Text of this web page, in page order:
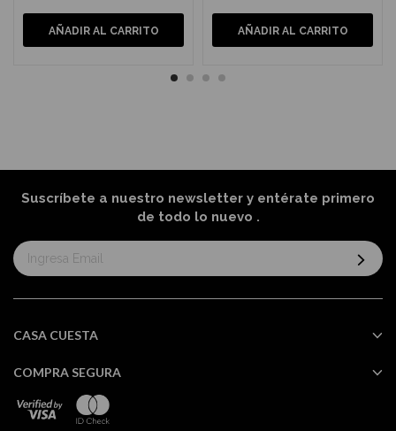
AÑADIR AL CARRITO AÑADIR AL CARRITO
Suscríbete a nuestro newsletter y entérate primero
de todo lo nuevo .
Suscríbase
al
informativo:
CASA CUESTA
COMPRA SEGURA